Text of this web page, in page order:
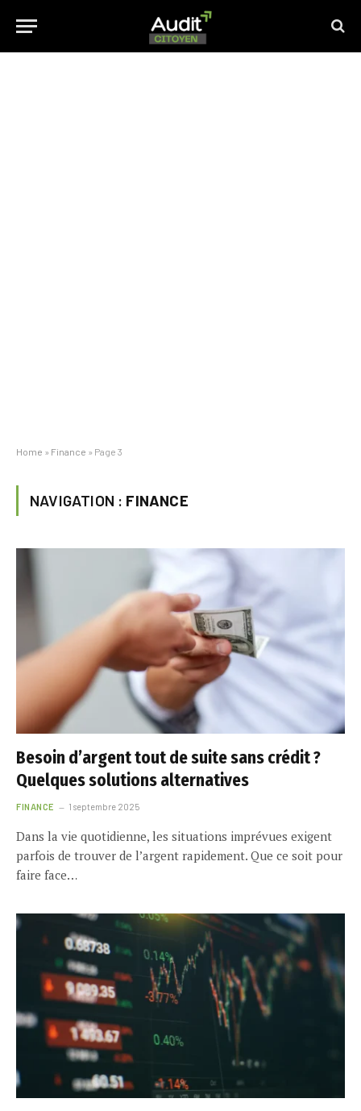
Home » Finance » Page 3
NAVIGATION : FINANCE
Besoin d’argent tout de suite sans crédit ?
Quelques solutions alternatives
FINANCE 1 septembre 2025
Dans la vie quotidienne, les situations imprévues exigent
parfois de trouver de l’argent rapidement. Que ce soit pour
faire face…